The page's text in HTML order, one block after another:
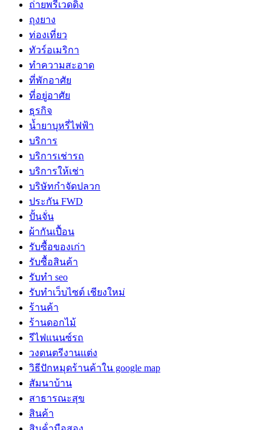
ถ่ายพรีเวดดิ้ง
ถุงยาง
ท่องเที่ยว
ทัวร์อเมริกา
ทำความสะอาด
ที่พักอาศัย
ที่อยู่อาศัย
ธุรกิจ
น้ำยาบุหรี่ไฟฟ้า
บริการ
บริการเช่ารถ
บริการให้เช่า
บริษัทกำจัดปลวก
ประกัน FWD
ปั้นจั่น
ผ้ากันเปื้อน
รับซื้อของเก่า
รับซื้อสินค้า
รับทำ seo
รับทำเว็บไซต์ เชียงใหม่
ร้านค้า
ร้านดอกไม้
รีไฟแนนซ์รถ
วงดนตรีงานแต่ง
วิธีปักหมุดร้านค้าใน google map
สัมนาบ้าน
สาธารณะสุข
สินค้า